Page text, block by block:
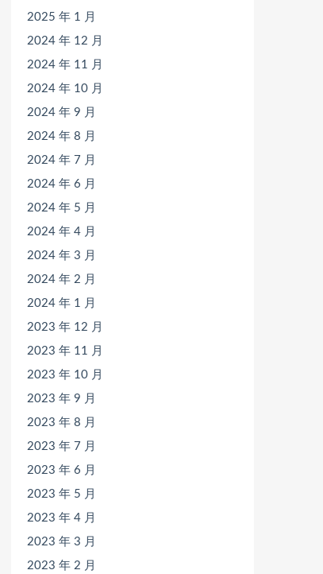
2025 年 1 月
2024 年 12 月
2024 年 11 月
2024 年 10 月
2024 年 9 月
2024 年 8 月
2024 年 7 月
2024 年 6 月
2024 年 5 月
2024 年 4 月
2024 年 3 月
2024 年 2 月
2024 年 1 月
2023 年 12 月
2023 年 11 月
2023 年 10 月
2023 年 9 月
2023 年 8 月
2023 年 7 月
2023 年 6 月
2023 年 5 月
2023 年 4 月
2023 年 3 月
2023 年 2 月